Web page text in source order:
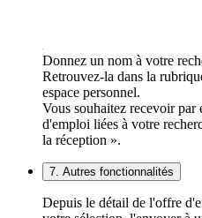
Donnez un nom à votre
Retrouvez-la dans la
espace personnel.
Vous souhaitez recevoir
d'emploi liées à votre
la réception ».
7. Autres fonctionnalités
Depuis le détail de l'offre